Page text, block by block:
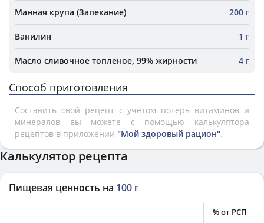
Манная крупа (Запекание) 200 г
Ванилин 1 г
Масло сливочное топленое, 99% жирности 4 г
Способ приготовления
Составить свой рецепт с учетом потерь витаминов и
минералов вы можете с помощью калькулятора
рецептов в приложении "Мой здоровый рацион".
Калькулятор рецепта
Пищевая ценность на 100 г
% от РСП